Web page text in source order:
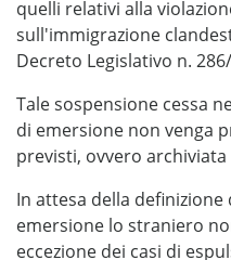
quelli relativi alla
sull'immigrazione
Decreto Legislativo n.
Tale sospensione cessa
di emersione non venga
previsti, ovvero
In attesa della
emersione lo straniero
eccezione dei casi di